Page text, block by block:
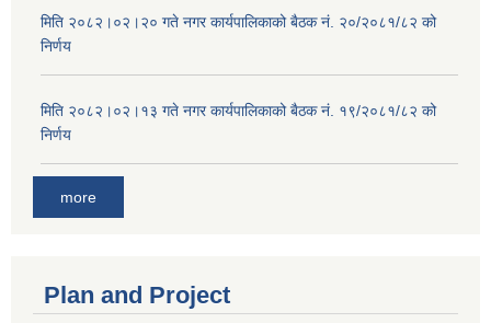
मिति २०८२।०२।२० गते नगर कार्यपालिकाको बैठक नं. २०/२०८१/८२ को
निर्णय
मिति २०८२।०२।१३ गते नगर कार्यपालिकाको बैठक नं. १९/२०८१/८२ को
निर्णय
more
Plan and Project